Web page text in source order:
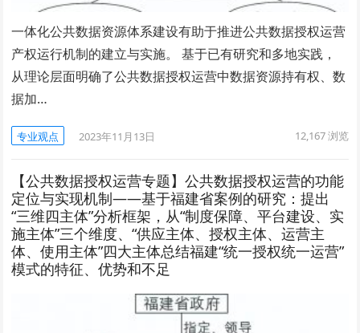
一体化公共数据资源体系建设有助于推进公共数据授权运营
产权运行机制的建立与实施。 基于已有研究和多地实践，
从理论层面明确了公共数据授权运营中数据资源持有权、数
据加…
专业观点 2023年11月13日 12,167浏览
【公共数据授权运营专题】公共数据授权运营的功能
定位与实现机制——基于福建省案例的研究：提出
“三维四主体”分析框架，从“制度保障、平台建设、实
施主体”三个维度、“供应主体、授权主体、运营主
体、使用主体”四大主体总结福建“统一授权统一运营”
模式的特征、优势和不足